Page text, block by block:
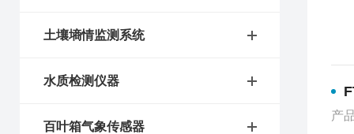
土壤墒情监测系统
水质检测仪器
百叶箱气象传感器
产